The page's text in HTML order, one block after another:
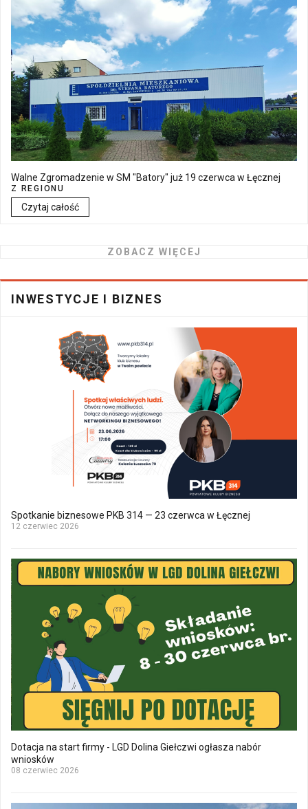
Walne Zgromadzenie w SM "Batory" już 19 czerwca w Łęcznej
Z REGIONU
Czytaj całość
ZOBACZ WIĘCEJ
INWESTYCJE I BIZNES
Spotkanie biznesowe PKB 314 — 23 czerwca w Łęcznej
12 czerwiec 2026
Dotacja na start firmy - LGD Dolina Giełczwi ogłasza nabór
wniosków
08 czerwiec 2026